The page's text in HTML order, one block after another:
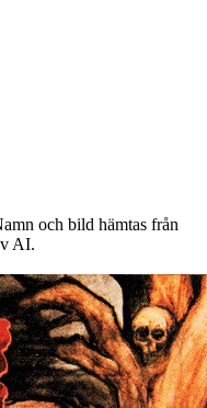
och bild hämtas från
AI.